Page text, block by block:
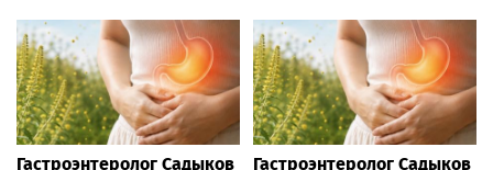
Гастроэнтеролог Садыков Гастроэнтеролог Садыков